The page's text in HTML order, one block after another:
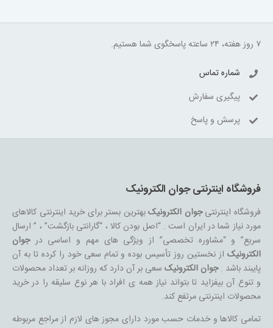
۷ روز هفته، ۲۴ ساعته پاسخگوی شما هستیم.
شماره تماس
پیگیری سفارش
پرسش و پاسخ
فروشگاه اینترنتی جوان الکترونیک
فروشگاه اینترنتیجوان الکترونیکبهترین بستر برای خرید اینترنتی کالاهای
مورد نیاز شما در ایران است . “اصل بودن کالا ، “گارانتی بازگشت” ، ” ارسال
سریع” و “مشاوره تخصصی” از ویژگی های مهم و اساسی درجوان
الکترونیکاز نخستین روز تأسیس بوده و تمام سعی خود را کرده تا به آن
پایبند باشد .جوان الکترونیکسعی بر آن دارد که روزانه بر تعداد محصولات
و تنوع آن بیفزاید تا بتواند نیاز همه ی افراد با هر نوع سلیقه را در خرید
محصولات اینترنتی مرتفع کند.
تمامی کالاها و خدمات حسب مورد دارای مجوز های لازم از مراجع مربوطه